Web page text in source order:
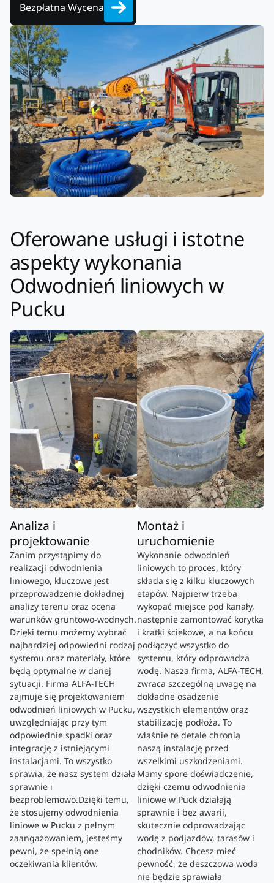
Bezpłatna Wycena
Oferowane usługi i istotne
aspekty wykonania
Odwodnień liniowych w
Pucku
Analiza i
projektowanie
Zanim przystąpimy do
realizacji odwodnienia
liniowego, kluczowe jest
przeprowadzenie dokładnej
analizy terenu oraz ocena
warunków gruntowo-wodnych.
Dzięki temu możemy wybrać
najbardziej odpowiedni rodzaj
systemu oraz materiały, które
będą optymalne w danej
sytuacji. Firma ALFA-TECH
zajmuje się projektowaniem
odwodnień liniowych w Pucku,
uwzględniając przy tym
odpowiednie spadki oraz
integrację z istniejącymi
instalacjami. To wszystko
sprawia, że nasz system działa
sprawnie i
bezproblemowo.Dzięki temu,
że stosujemy odwodnienia
liniowe w Pucku z pełnym
zaangażowaniem, jesteśmy
pewni, że spełnią one
oczekiwania klientów.
Montaż i
uruchomienie
Wykonanie odwodnień
liniowych to proces, który
składa się z kilku kluczowych
etapów. Najpierw trzeba
wykopać miejsce pod kanały,
następnie zamontować korytka
i kratki ściekowe, a na końcu
podłączyć wszystko do
systemu, który odprowadza
wodę. Nasza firma, ALFA-TECH,
zwraca szczególną uwagę na
dokładne osadzenie
wszystkich elementów oraz
stabilizację podłoża. To
właśnie te detale chronią
naszą instalację przed
wszelkimi uszkodzeniami.
Mamy spore doświadczenie,
dzięki czemu odwodnienia
liniowe w Puck działają
sprawnie i bez awarii,
skutecznie odprowadzając
wodę z podjazdów, tarasów i
chodników. Chcesz mieć
pewność, że deszczowa woda
nie będzie sprawiała